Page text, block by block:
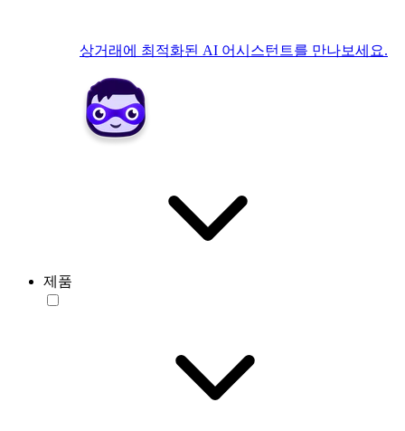
상거래에 최적화된 AI 어시스턴트를 만나보세요.
제품